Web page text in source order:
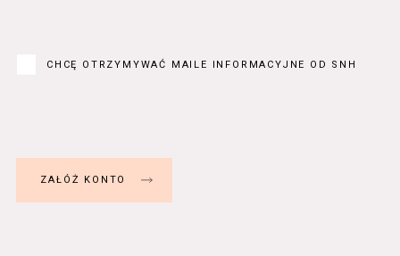
następujące Usługi:
nabycia Biletów i Karnetów oraz
CHCĘ OTRZYMYWAĆ MAILE INFORMACYJNE OD SNH